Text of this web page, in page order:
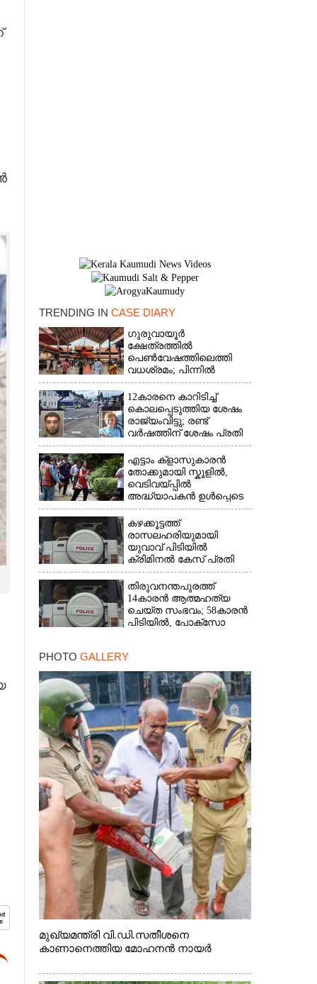
TRENDING IN CASE DIARY
ഗുരുവായൂർ
ക്ഷേത്രത്തിൽ
പെൺവേഷത്തിലെത്തി
വധശ്രമം; പിന്നിൽ
വിദേശത്തുള്ള ഭാര്യക്ക്
ചിത്രങ്ങൾ അയച്ചതിലെ
പക
12കാരനെ കാറിടിച്ച്
കൊലപ്പെടുത്തിയ ശേഷം
രാജ്യംവിട്ടു; രണ്ട്
വർഷത്തിന് ശേഷം പ്രതി
പിടിയിൽ
എട്ടാം ക്ളാസുകാരൻ
തോക്കുമായി സ്കൂളിൽ,
വെടിവയ്പ്പിൽ
അദ്ധ്യാപകൻ ഉൾപ്പെടെ
രണ്ടുമരണം; 15 പേർക്ക്
പരിക്ക്
കഴക്കൂട്ടത്ത്
രാസലഹരിയുമായി
യുവാവ് പിടിയിൽ
ക്രിമിനൽ കേസ് പ്രതി
ഓടി രക്ഷപ്പെട്ടു
തിരുവനന്തപുരത്ത്
14കാരൻ ആത്മഹത്യ
ചെയ്ത സംഭവം; 58കാരൻ
പിടിയിൽ, പോക്‌സോ
PHOTO GALLERY
മുഖ്യമന്ത്രി വി.ഡി.സതീശനെ
കാണാനെത്തിയ മോഹനൻ നായർ
×